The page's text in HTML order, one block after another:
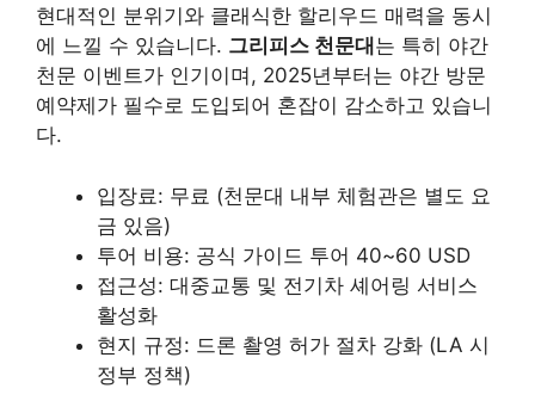
현대적인 분위기와 클래식한 할리우드 매력을 동시
에 느낄 수 있습니다. 그리피스 천문대 는 특히 야간
천문 이벤트가 인기이며, 2025년부터는 야간 방문
예약제가 필수로 도입되어 혼잡이 감소하고 있습니
다.
입장료: 무료 (천문대 내부 체험관은 별도 요
금 있음)
투어 비용: 공식 가이드 투어 40~60 USD
접근성: 대중교통 및 전기차 셰어링 서비스
활성화
현지 규정: 드론 촬영 허가 절차 강화 (LA 시
정부 정책)